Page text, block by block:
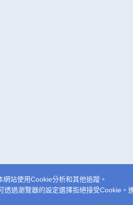
站使用Cookie分析和其他追蹤。
透過瀏覽器的設定選擇拒絕接受Cookie。